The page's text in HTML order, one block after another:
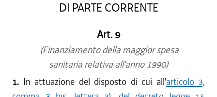
DI PARTE CORRENTE
Art. 9
(Finanziamento della maggior spesa
sanitaria relativa all'anno 1990)
1. In attuazione del disposto di cui all'articolo 3,